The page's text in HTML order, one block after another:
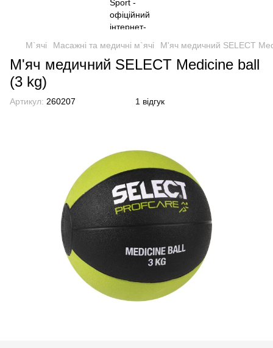
М`ячі Масажні та медичні м`ячі М'яч медичний SELECT
М'яч медичний SELECT Medicine ball
(3 kg)
Артикул: 260207 1 відгук